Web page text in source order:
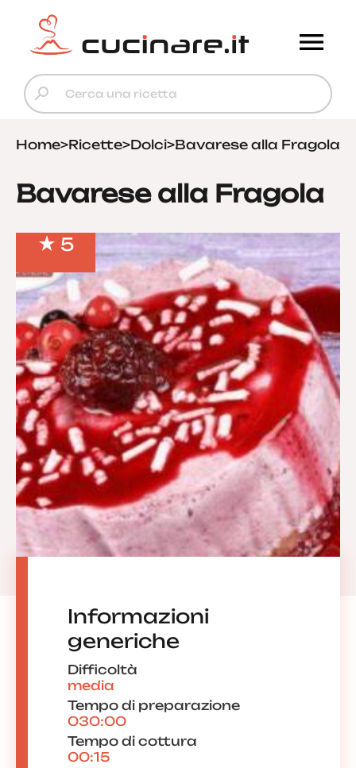
Home>Ricette>Dolci>Bavarese alla Fragola
Bavarese alla Fragola
5
Informazioni
generiche
Difficoltà
media
Tempo di preparazione
030:00
Tempo di cottura
00:15